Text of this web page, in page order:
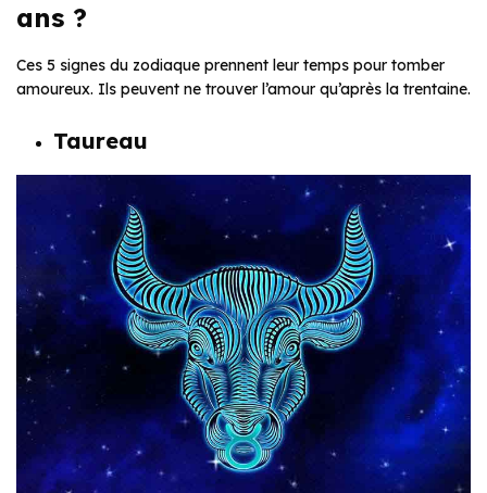
ans ?
Ces 5 signes du zodiaque prennent leur temps pour tomber
amoureux. Ils peuvent ne trouver l’amour qu’après la trentaine.
Taureau